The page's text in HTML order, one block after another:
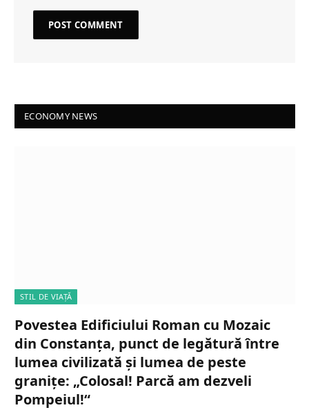
ECONOMY NEWS
STIL DE VIAȚĂ
Povestea Edificiului Roman cu Mozaic
din Constanța, punct de legătură între
lumea civilizată și lumea de peste
granițe: „Colosal! Parcă am dezveli
Pompeiul!“